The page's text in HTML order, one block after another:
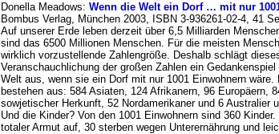
Donella Meadows: Wenn die Welt ein Dorf … mit nur
Bombus Verlag, München 2003, ISBN 3-936261-02-4, 41
Auf unserer Erde leben derzeit über 6,5 Milliarden
sind das 6500 Millionen Menschen. Für die meisten
wirklich vorzustellende Zahlengröße. Deshalb schlägt
Veranschauchlichung der großen Zahlen ein
Welt aus, wenn sie ein Dorf mit nur 1001 Einwohnern wäre.
bestehen aus: 584 Asiaten, 124 Afrikanern, 96 Europäern,
sowjetischer Herkunft, 52 Nordamerikaner und 6 Australier
Und die Kinder? Von den 1001 Einwohnern sind 360
totaler Armut auf, 30 sterben wegen Unterernährung und